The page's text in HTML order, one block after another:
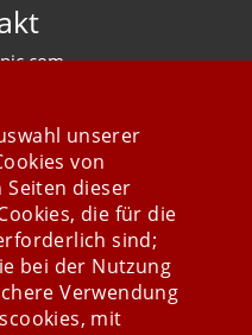
unserer
von
dieser
die für die
sind;
bei der Nutzung
Verwendung
mit